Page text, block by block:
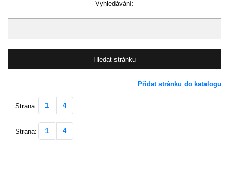
Vyhledávání:
Přidat stránku do katalogu
Strana: 1 4
Strana: 1 4